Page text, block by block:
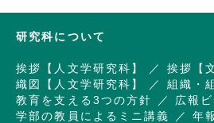
研究科について
挨拶【人文学研究科】 挨拶【
織図【人文学研究科】
組織・
教育を支える3つの方針
広報
学部の教員によるミニ講義
年